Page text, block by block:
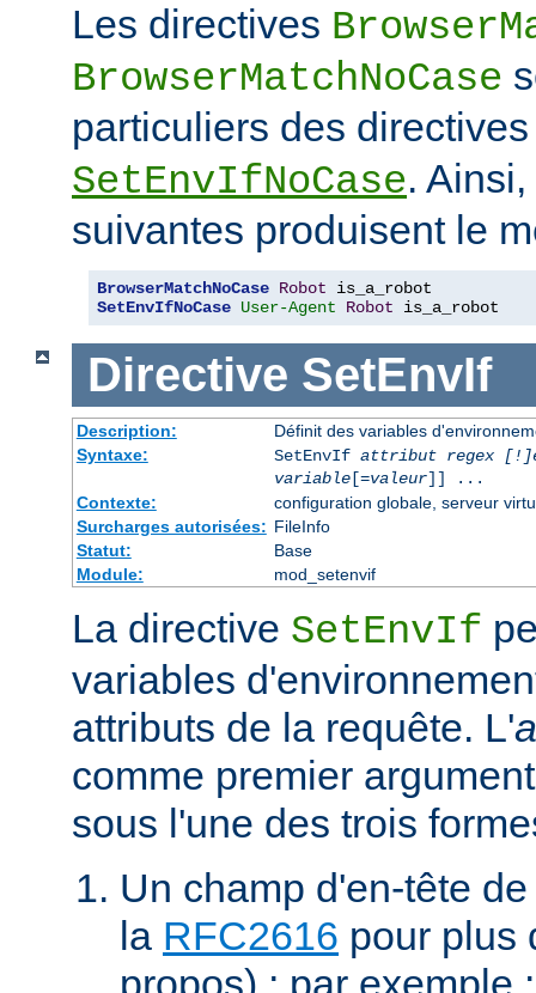
Les directives
BrowserMatchNoCase
particuliers des
SetEnvIfNoCase.
suivantes produisent le
BrowserMatchNoCase Robot
SetEnvIfNoCase User-Agent Robot is_a_robot
Directive SetEnvIf
Description:
Définit des variables
Syntaxe:
SetEnvIf attribut regex
variable[=valeur]] ...
Contexte:
configuration globale, serveur
Surcharges autorisées: FileInfo
Statut:
Base
Module:
mod_setenvif
La directive SetEnvIf
variables
attributs de la requête. L'
comme premier
sous l'une des trois
Un champ d'en-tête
la RFC2616 pour plus
propos) ; par exemple